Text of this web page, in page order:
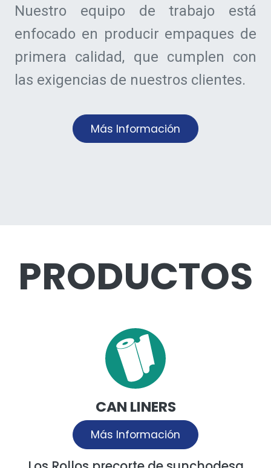
Nuestro equipo de trabajo está
enfocado en producir empaques de
primera calidad, que cumplen con
las exigencias de nuestros clientes.
Más Información
PRODUCTOS
CAN LINERS
Más Información